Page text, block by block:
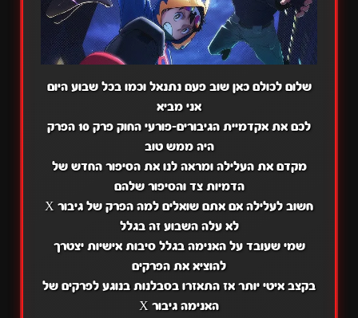
שלום לכולם כאן שוב פעם נתנאל וכמו בכל שבוע היום
אני מביא
לכם את אקדמיית הגיבורים-פורעי החוק פרק 10 הפרק
היה ממש טוב
מקדם את העלילה ומראה לנו את הסיפור החדש של
הדמיות צד והסיפור שלהם
חשוב לעלילה אם אתם שואלים למה הפרק של גיבור X
לא עלה השבוע זה בגלל
שמי שעובד על האנימה בגלל סיבות אישיות יצטרך
להוציא את הפרקים
בקצב איטי יותר אז התאזרו בסבלנות בנוגע לפרקים של
האנימה גיבור X